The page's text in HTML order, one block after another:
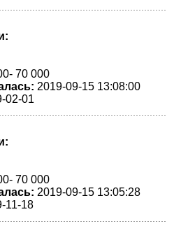
70 000
2019-09-15 13:08:00
02-01
70 000
2019-09-15 13:05:28
11-18